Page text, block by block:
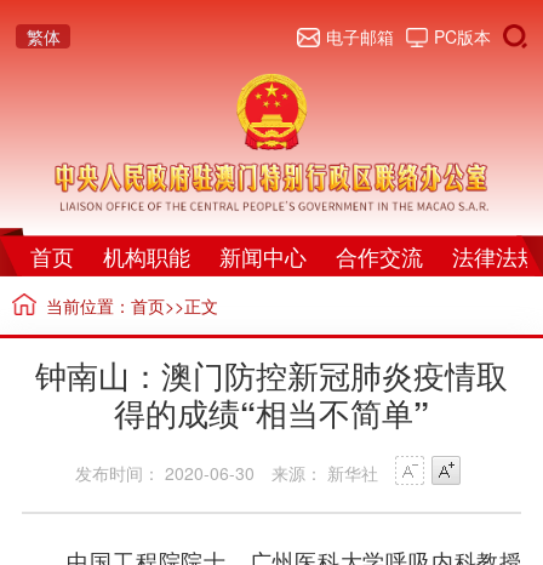
繁体 PC版本
电子邮箱
首页 机构职能 新闻中心 合作交流 法律法规
当前位置： 首页>>正文
钟南山：澳门防控新冠肺炎疫情取
得的成绩“相当不简单”
发布时间： 2020-06-30 来源： 新华社